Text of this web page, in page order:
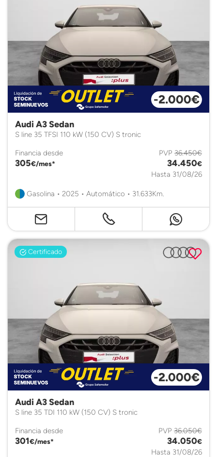
-2.000€
Audi A3 Sedan
S line 35 TFSI 110 kW (150 CV) S tronic
Financia desde
305€/mes*
PVP 36.450€
34.450€
Hasta 31/08/26
Gasolina • 2025 • Automático • 31.633Km.
Certificado
-2.000€
Audi A3 Sedan
S line 35 TDI 110 kW (150 CV) S tronic
Financia desde
301€/mes*
PVP 36.050€
34.050€
Hasta 31/08/26